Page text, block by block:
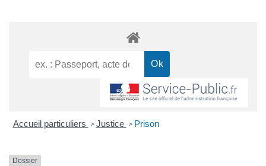
Accueil particuliers > Justice > Prison
Dossier